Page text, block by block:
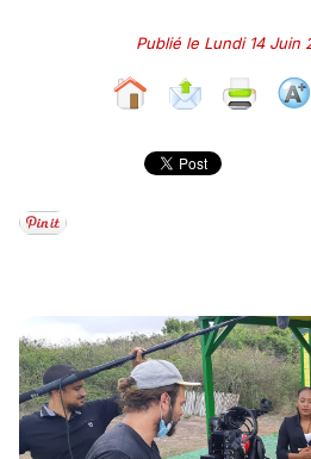
Publié le Lundi 14 Juin